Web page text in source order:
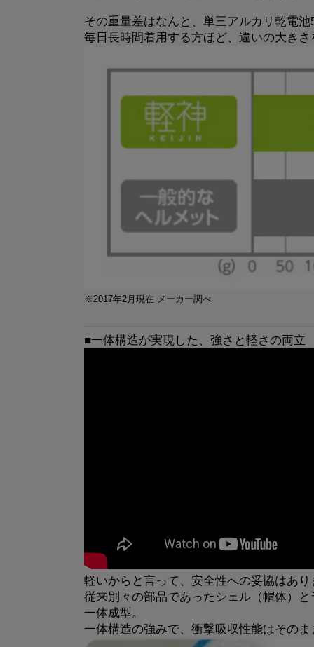
その重量差はなんと、単三アルカリ乾電
毎日長時間着用する方ほど、違いの大き
※2017年2月現在 メーカー調べ
■一体構造が実現した、強さと軽さの両立
軽いからと言って、安全性への妥協はあり
従来別々の部品であったシェル（帽体）
一体成型。
一体構造の強みで、衝撃吸収性能はその